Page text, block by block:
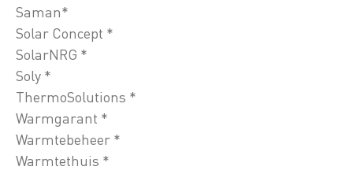
Saman*
Solar Concept *
SolarNRG *
Soly *
ThermoSolutions *
Warmgarant *
Warmtebeheer *
Warmtethuis *